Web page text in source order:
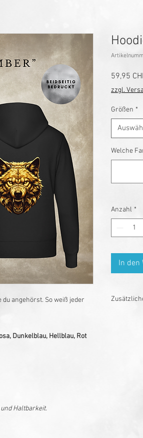
angehörst. So weiß jeder
Dunkelblau, Hellblau, Rot
Haltbarkeit.
59,95
zzgl.
Größen *
Welche
Anzahl *
In den